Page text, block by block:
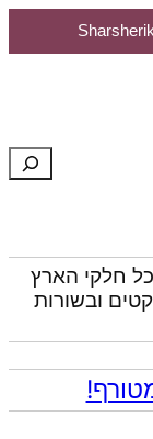
חיפוש
חלקי הארץ
ובשורות